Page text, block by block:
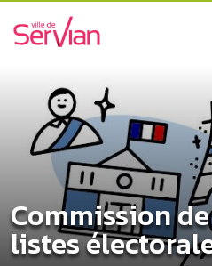
Commission
listes